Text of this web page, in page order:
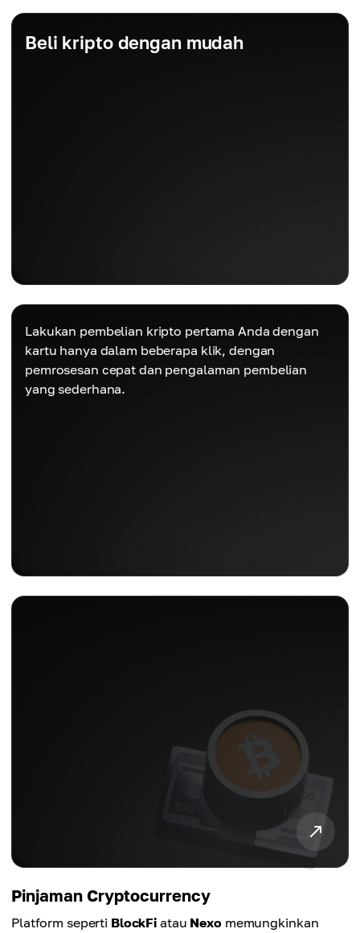
Beli kripto dengan mudah
Lakukan pembelian kripto pertama Anda dengan
kartu hanya dalam beberapa klik, dengan
pemrosesan cepat dan pengalaman pembelian
yang sederhana.
Pinjaman Cryptocurrency
Platform seperti BlockFi atau Nexomemungkinkan